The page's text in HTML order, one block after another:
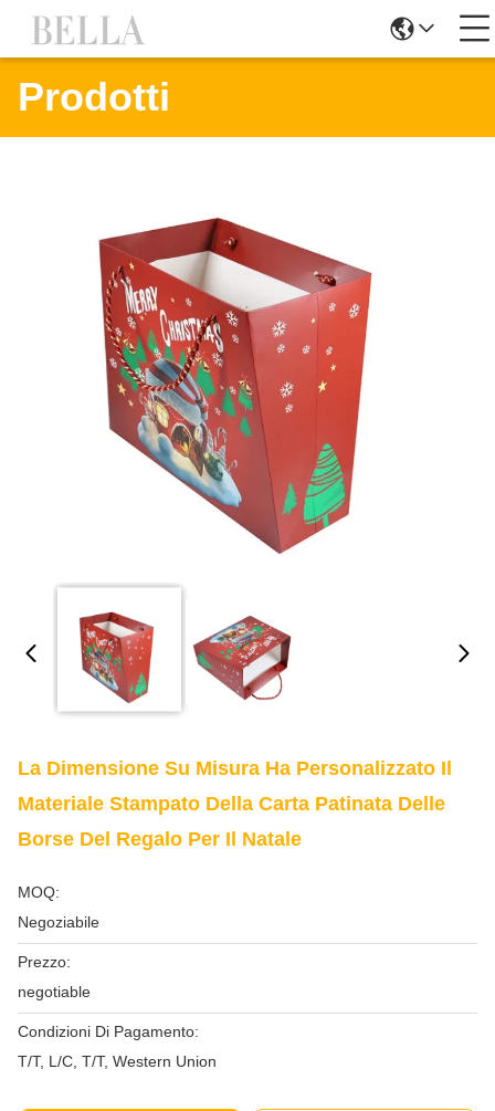
Prodotti
La Dimensione Su Misura Ha Personalizzato Il
Materiale Stampato Della Carta Patinata Delle
Borse Del Regalo Per Il Natale
MOQ:
Negoziabile
Prezzo:
negotiable
Condizioni Di Pagamento:
T/T, L/C, T/T, Western Union